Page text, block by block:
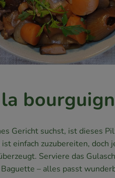
Gericht suchst, ist dieses
einfach zuzubereiten, doch
Serviere das
– alles passt